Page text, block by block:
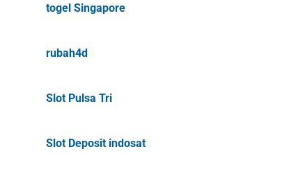
togel Singapore
rubah4d
Slot Pulsa Tri
Slot Deposit indosat